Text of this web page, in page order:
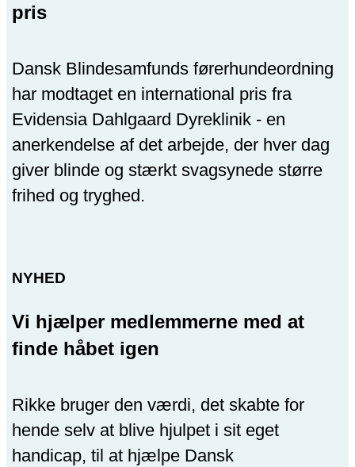
pris
Dansk Blindesamfunds førerhundeordning
har modtaget en international pris fra
Evidensia Dahlgaard Dyreklinik - en
anerkendelse af det arbejde, der hver dag
giver blinde og stærkt svagsynede større
frihed og tryghed.
NYHED
Vi hjælper medlemmerne med at
finde håbet igen
Rikke bruger den værdi, det skabte for
hende selv at blive hjulpet i sit eget
handicap, til at hjælpe Dansk